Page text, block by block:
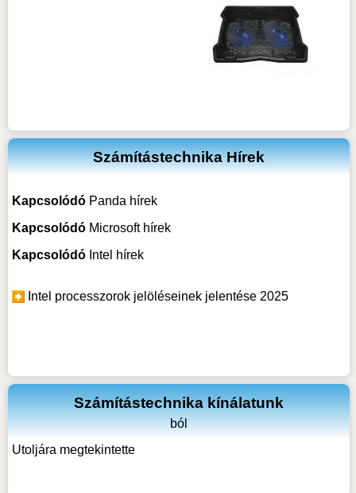
Számítástechnika Hírek
Kapcsolódó Panda hírek
Kapcsolódó Microsoft hírek
Kapcsolódó Intel hírek
Intel processzorok jelöléseinek jelentése 2025
Számítástechnika kínálatunk
ból
Utoljára megtekintette